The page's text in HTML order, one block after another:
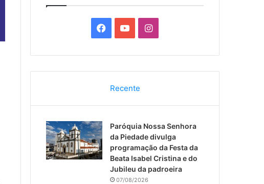
c
e
b
o
o
k
u
T
u
b
e
I
s
a
g
r
a
Recente
Paróquia Nossa Senhora
da Piedade divulga
programação da Festa da
Beata Isabel Cristina e do
Jubileu da padroeira
07/08/2026